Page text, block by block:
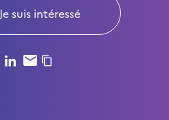
Je suis intéressé